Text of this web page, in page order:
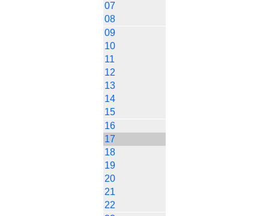
07
08
09
10
11
12
13
14
15
16
17
18
19
20
21
22